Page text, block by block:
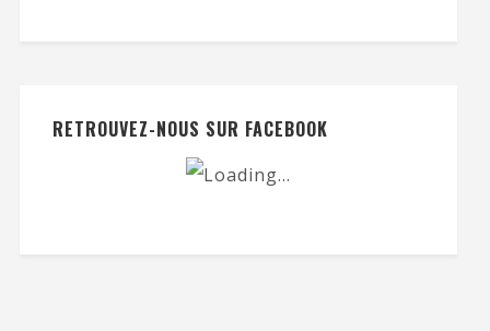
RETROUVEZ-NOUS SUR FACEBOOK